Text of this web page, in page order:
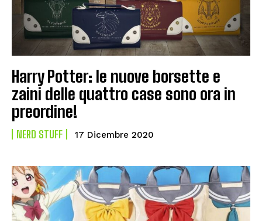
Harry Potter: le nuove borsette e
zaini delle quattro case sono ora in
preordine!
NERD STUFF 17 Dicembre 2020